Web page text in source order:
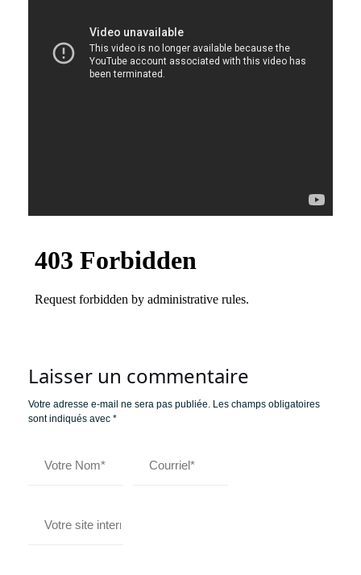
Laisser un commentaire
Votre adresse e-mail ne sera pas publiée. Les champs obligatoires
sont indiqués avec *